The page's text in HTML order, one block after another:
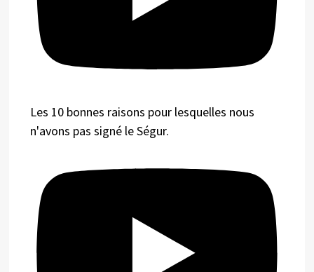
Les 10 bonnes raisons pour lesquelles nous
n'avons pas signé le Ségur.